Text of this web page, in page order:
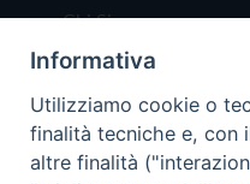
Chi Siamo
Redazione
Scrivici
Informativa
Utilizziamo cookie o
finalità tecniche e, con
altre finalità